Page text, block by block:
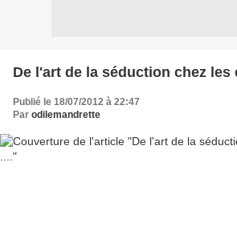
De l'art de la séduction chez les
Publié le 18/07/2012 à 22:47
Par odilemandrette